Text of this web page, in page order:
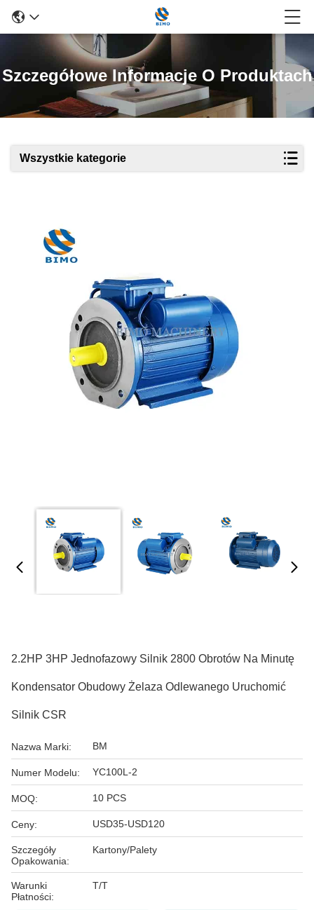
Szczegółowe Informacje O Produktach
Wszystkie kategorie
2.2HP 3HP Jednofazowy Silnik 2800 Obrotów Na Minutę
Kondensator Obudowy Żelaza Odlewanego Uruchomić
Silnik CSR
Nazwa Marki: BM
Numer Modelu: YC100L-2
MOQ: 10 PCS
Ceny: USD35-USD120
Szczegóły
Opakowania:
Kartony/Palety
Warunki
Płatności:
T/T